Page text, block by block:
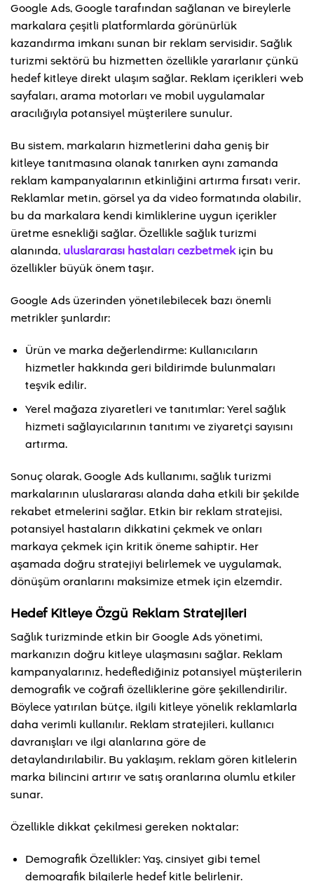
Google Ads, Google tarafından sağlanan ve bireylerle
markalara çeşitli platformlarda görünürlük
kazandırma imkanı sunan bir reklam servisidir. Sağlık
turizmi sektörü bu hizmetten özellikle yararlanır çünkü
hedef kitleye direkt ulaşım sağlar. Reklam içerikleri web
sayfaları, arama motorları ve mobil uygulamalar
aracılığıyla potansiyel müşterilere sunulur.
Bu sistem, markaların hizmetlerini daha geniş bir
kitleye tanıtmasına olanak tanırken aynı zamanda
reklam kampanyalarının etkinliğini artırma fırsatı verir.
Reklamlar metin, görsel ya da video formatında olabilir,
bu da markalara kendi kimliklerine uygun içerikler
üretme esnekliği sağlar. Özellikle sağlık turizmi
alanında, uluslararası hastaları cezbetmekiçin bu
özellikler büyük önem taşır.
Google Ads üzerinden yönetilebilecek bazı önemli
metrikler şunlardır:
Ürün ve marka değerlendirme: Kullanıcıların
hizmetler hakkında geri bildirimde bulunmaları
teşvik edilir.
Yerel mağaza ziyaretleri ve tanıtımlar: Yerel sağlık
hizmeti sağlayıcılarının tanıtımı ve ziyaretçi sayısını
artırma.
Sonuç olarak, Google Ads kullanımı, sağlık turizmi
markalarının uluslararası alanda daha etkili bir şekilde
rekabet etmelerini sağlar. Etkin bir reklam stratejisi,
potansiyel hastaların dikkatini çekmek ve onları
markaya çekmek için kritik öneme sahiptir. Her
aşamada doğru stratejiyi belirlemek ve uygulamak,
dönüşüm oranlarını maksimize etmek için elzemdir.
Hedef Kitleye Özgü Reklam Stratejileri
Sağlık turizminde etkin bir Google Ads yönetimi,
markanızın doğru kitleye ulaşmasını sağlar. Reklam
kampanyalarınız, hedeflediğiniz potansiyel müşterilerin
demografik ve coğrafi özelliklerine göre şekillendirilir.
Böylece yatırılan bütçe, ilgili kitleye yönelik reklamlarla
daha verimli kullanılır. Reklam stratejileri, kullanıcı
davranışları ve ilgi alanlarına göre de
detaylandırılabilir. Bu yaklaşım, reklam gören kitlelerin
marka bilincini artırır ve satış oranlarına olumlu etkiler
sunar.
Özellikle dikkat çekilmesi gereken noktalar:
Demografik Özellikler: Yaş, cinsiyet gibi temel
demografik bilgilerle hedef kitle belirlenir.